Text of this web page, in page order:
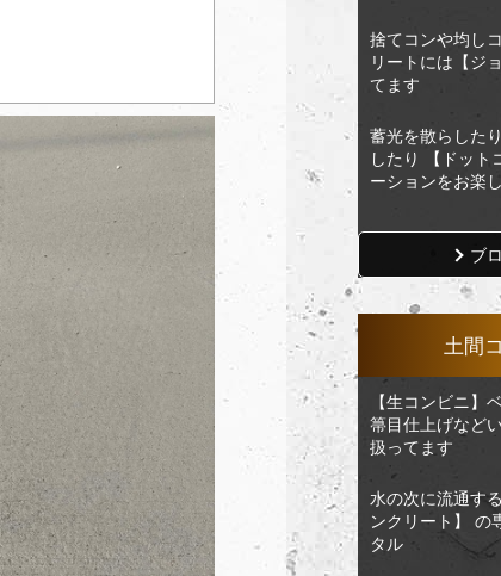
捨てコンや均し
リートには【ジ
てます
蓄光を散らした
したり 【ドット
ーションをお楽
ブ
土間
【生コンビニ】
箒目仕上げなど
扱ってます
水の次に流通す
ンクリート】 の
タル